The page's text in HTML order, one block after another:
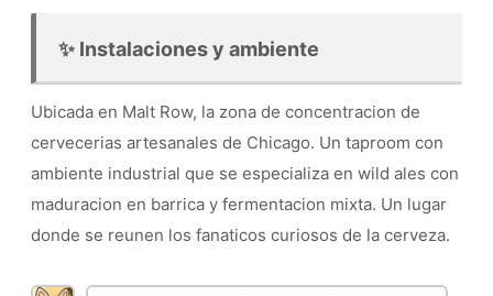
✨ Instalaciones y ambiente
Ubicada en Malt Row, la zona de concentracion de
cervecerias artesanales de Chicago. Un taproom con
ambiente industrial que se especializa en wild ales con
maduracion en barrica y fermentacion mixta. Un lugar
donde se reunen los fanaticos curiosos de la cerveza.